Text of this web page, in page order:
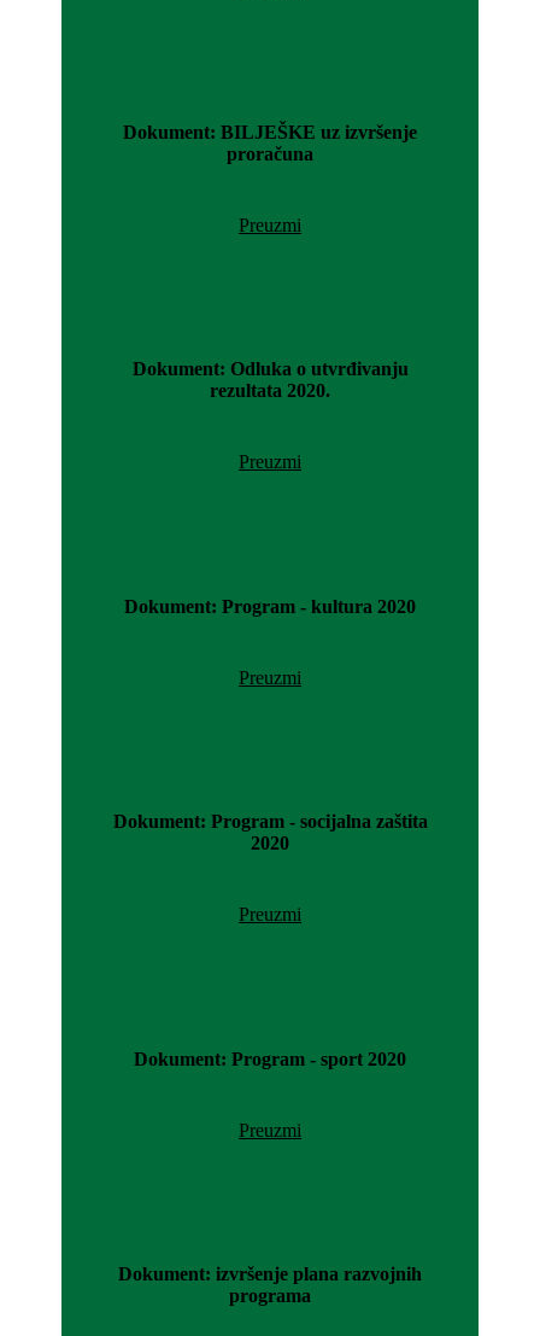
Dokument: BILJEŠKE uz izvršenje
proračuna
Preuzmi
Dokument: Odluka o utvrđivanju
rezultata 2020.
Preuzmi
Dokument: Program - kultura 2020
Preuzmi
Dokument: Program - socijalna zaštita
2020
Preuzmi
Dokument: Program - sport 2020
Preuzmi
Dokument: izvršenje plana razvojnih
programa